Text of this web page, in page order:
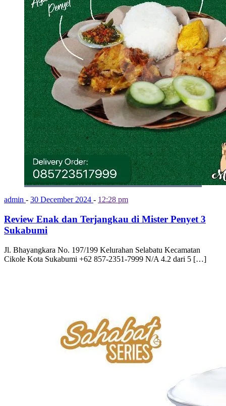
admin - 30 December 2024 - 12:28 pm
Review Enak dan Terjangkau di Mister Penyet 3
Sukabumi
Jl. Bhayangkara No. 197/199 Kelurahan Selabatu Kecamatan
Cikole Kota Sukabumi +62 857-2351-7999 N/A 4.2 dari 5 […]